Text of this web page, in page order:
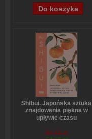
Shibui. Japońska sztuka
znajdowania piękna w
upływie czasu
64,13 zł